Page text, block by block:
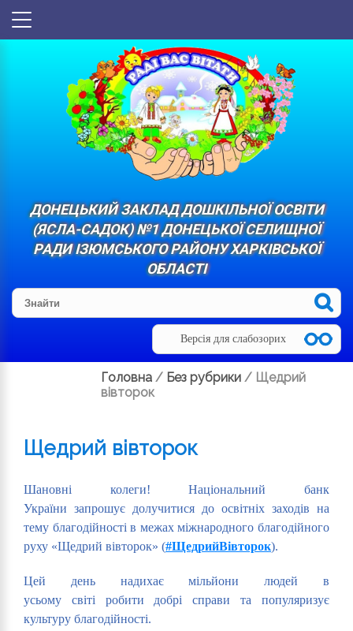
ДОНЕЦЬКИЙ ЗАКЛАД ДОШКІЛЬНОЇ ОСВІТИ
(ЯСЛА-САДОК) №1 ДОНЕЦЬКОЇ СЕЛИЩНОЇ
РАДИ ІЗЮМСЬКОГО РАЙОНУ ХАРКІВСЬКОЇ
ОБЛАСТІ
Версія для слабозорих
Головна / Без рубрики / Щедрий
вівторок
Щедрий вівторок
Шановні колеги! Національний банк
України запрошує долучитися до освітніх заходів на
тему благодійності в межах міжнародного благодійного
руху «Щедрий вівторок» (#ЩедрийВівторок).
Цей день надихає мільйони людей в
усьому світі робити добрі справи та популяризує
культуру благодійності.